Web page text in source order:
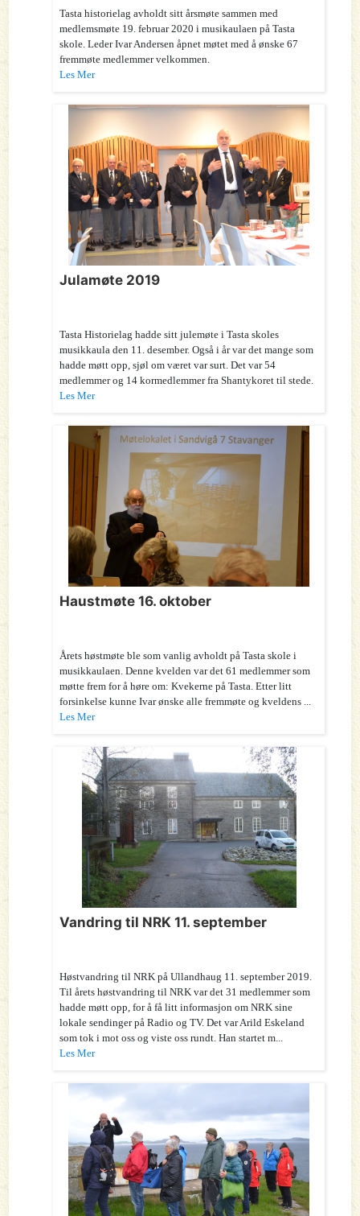
Tasta historielag avholdt sitt årsmøte sammen med
medlemsmøte 19. februar 2020 i musikaulaen på Tasta
skole. Leder Ivar Andersen åpnet møtet med å ønske 67
fremmøte medlemmer velkommen.
Les Mer
Julamøte 2019
Tasta Historielag hadde sitt julemøte i Tasta skoles
musikkaula den 11. desember. Også i år var det mange som
hadde møtt opp, sjøl om været var surt. Det var 54
medlemmer og 14 kormedlemmer fra Shantykoret til stede.
Les Mer
Haustmøte 16. oktober
Årets høstmøte ble som vanlig avholdt på Tasta skole i
musikkaulaen. Denne kvelden var det 61 medlemmer som
møtte frem for å høre om: Kvekerne på Tasta. Etter litt
forsinkelse kunne Ivar ønske alle fremmøte og kveldens ...
Les Mer
Vandring til NRK 11. september
Høstvandring til NRK på Ullandhaug 11. september 2019.
Til årets høstvandring til NRK var det 31 medlemmer som
hadde møtt opp, for å få litt informasjon om NRK sine
lokale sendinger på Radio og TV. Det var Arild Eskeland
som tok i mot oss og viste oss rundt. Han startet m...
Les Mer